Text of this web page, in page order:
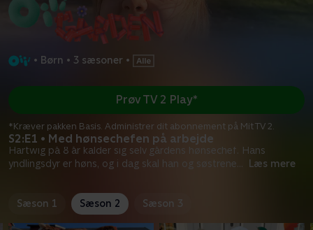
• Børn • 3 sæsoner •
S2:E1 • Med hønsechefen på arbejde
Hartwig på 8 år kalder sig selv gårdens hønsechef. Hans
yndlingsdyr er høns, og i dag skal han og søstrene
Læs mere
Prøv TV 2 Play*
*Kræver pakken Basis. Administrer dit abonnement på Mit TV 2.
Sæson 1 Sæson 2 Sæson 3